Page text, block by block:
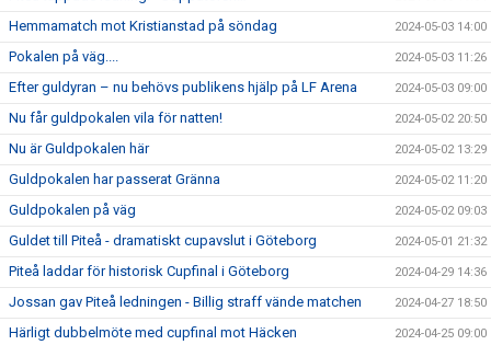
Hemmamatch mot Kristianstad på söndag 2024-05-03 14:00
Pokalen på väg.... 2024-05-03 11:26
Efter guldyran – nu behövs publikens hjälp på LF Arena 2024-05-03 09:00
Nu får guldpokalen vila för natten! 2024-05-02 20:50
Nu är Guldpokalen här 2024-05-02 13:29
Guldpokalen har passerat Gränna 2024-05-02 11:20
Guldpokalen på väg 2024-05-02 09:03
Guldet till Piteå - dramatiskt cupavslut i Göteborg 2024-05-01 21:32
Piteå laddar för historisk Cupfinal i Göteborg 2024-04-29 14:36
Jossan gav Piteå ledningen - Billig straff vände matchen 2024-04-27 18:50
Härligt dubbelmöte med cupfinal mot Häcken 2024-04-25 09:00